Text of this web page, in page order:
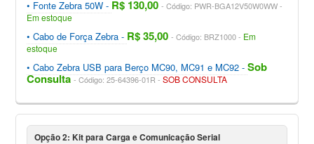
Fonte Zebra 50W R$ 130,00 Código: PWR-BGA12V50W0WW
Em estoque
Cabo de Força Zebra R$ 35,00 Código: BRZ1000
Em
estoque
Cabo Zebra USB para Berço MC90, MC91 e MC92 Sob
Consulta Código: 25-64396-01R SOB CONSULTA
Opção 2: Kit para Carga e Comunicação Serial